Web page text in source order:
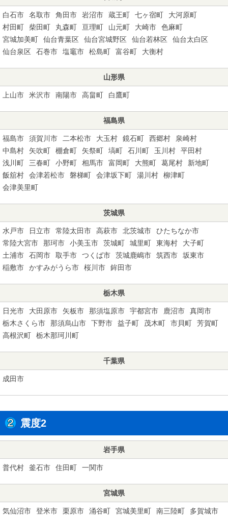
白石市 名取市 角田市 岩沼市 蔵王町 七ヶ宿町
大河原町
村田町
柴田町 丸森町 亘理町 山元町 大崎市
色麻町
宮城加美町
仙台青葉区 仙台宮城野区 仙台若林区
仙台太白区
仙台泉区
石巻市 塩竈市 松島町 富谷町 大衡村
山形県
上山市 米沢市 南陽市 高畠町 白鷹町
福島県
福島市 須賀川市 二本松市 大玉村 鏡石町 西郷村
泉崎村
中島村
矢吹町 棚倉町 矢祭町 塙町 石川町 玉川村
平田村
浅川町
三春町 小野町 相馬市 富岡町 大熊町 葛尾村
新地町
飯舘村
会津若松市 磐梯町 会津坂下町 湯川村
柳津町
会津美里町
茨城県
水戸市 日立市 常陸太田市 高萩市 北茨城市
ひたちなか市
常陸大宮市
那珂市 小美玉市 茨城町 城里町 東海村
大子町
土浦市
石岡市 取手市 つくば市 茨城鹿嶋市 筑西市
坂東市
稲敷市
かすみがうら市 桜川市 鉾田市
栃木県
日光市 大田原市 矢板市 那須塩原市 宇都宮市 鹿沼市
真岡市
栃木さくら市
那須烏山市 下野市 益子町 茂木町 市貝町
芳賀町
高根沢町
栃木那珂川町
千葉県
成田市
震度2
岩手県
普代村 釜石市 住田町 一関市
宮城県
気仙沼市 登米市 栗原市 涌谷町 宮城美里町 南三陸町
多賀城市